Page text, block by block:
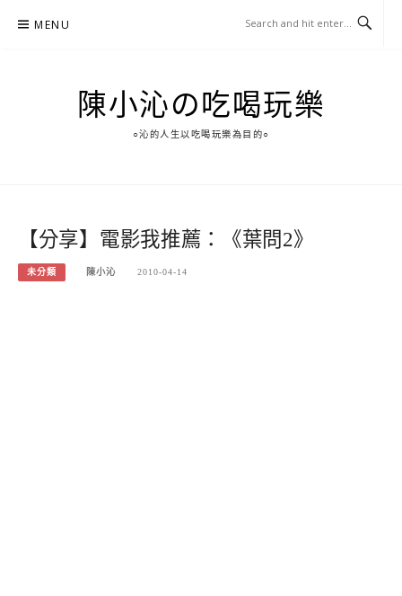
MENU
陳小沁の吃喝玩樂
○沁的人生以吃喝玩樂為目的○
【分享】電影我推薦：《葉問2》
未分類 陳小沁 2010-04-14